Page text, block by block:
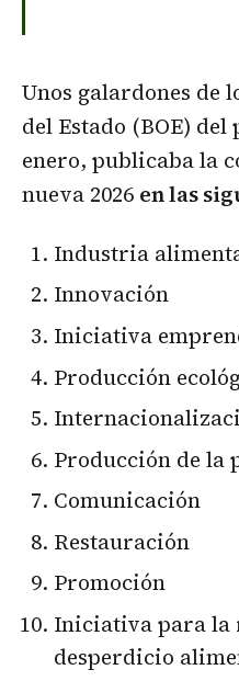
Unos galardones de
del Estado (BOE) del
enero, publicaba la
nueva 2026 en las
Industria
Innovación
Iniciativa
Producción
Producción de la
Comunicación
Restauración
Promoción
Iniciativa para la
desperdicio